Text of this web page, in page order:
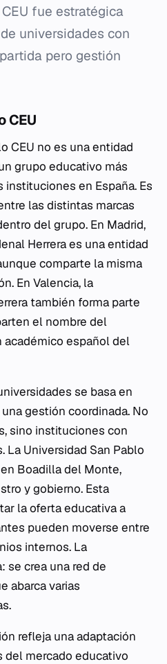
fue estratégica
universidades con
pero gestión
CEU
CEU no es una entidad
grupo educativo más
en España. Es
las distintas marcas
del grupo. En Madrid,
Herrera es una entidad
comparte la misma
En Valencia, la
también forma parte
el nombre del
académico español del
se basa en
gestión coordinada. No
sino instituciones con
La Universidad San Pablo
Boadilla del Monte,
y gobierno. Esta
la oferta educativa a
pueden moverse entre
internos. La
se crea una red de
abarca varias
refleja una adaptación
mercado educativo